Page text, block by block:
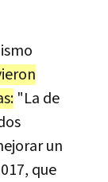
"La de
un
que